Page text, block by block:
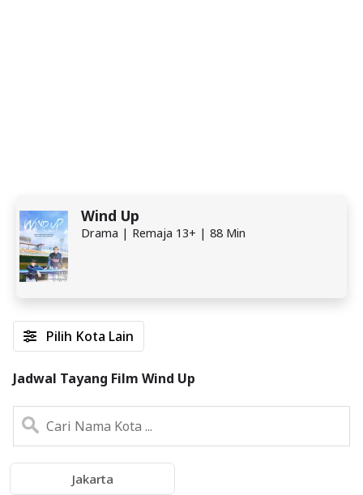
Wind Up
Drama | Remaja 13+ | 88 Min
Pilih Kota Lain
Jadwal Tayang Film Wind Up
Jakarta